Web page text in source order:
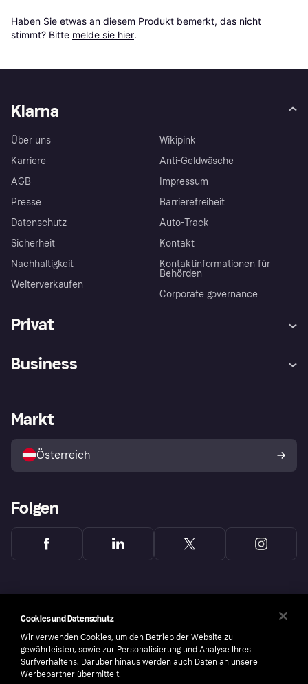
Haben Sie etwas an diesem Produkt bemerkt, das nicht
stimmt? Bitte melde sie hier.
Klarna
Über uns
Karriere
AGB
Presse
Datenschutz
Sicherheit
Nachhaltigkeit
Weiterverkaufen
Wikipink
Anti-Geldwäsche
Impressum
Barrierefreiheit
Auto-Track
Kontakt
Kontaktinformationen für
Behörden
Corporate governance
Privat
Shops entdecken
Business
Händlerportal
Markt
Österreich
Folgen
Cookies und Datenschutz
Wir verwenden Cookies, um den Betrieb der Website zu
gewährleisten, sowie zur Personalisierung und Analyse Ihres
Surfverhaltens. Darüber hinaus werden auch Daten an unsere
Werbepartner übermittelt.